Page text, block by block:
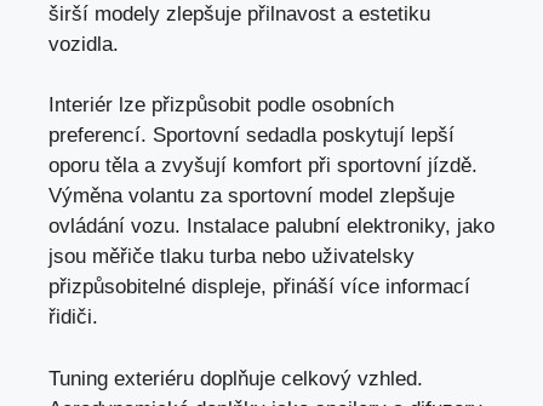
širší modely zlepšuje přilnavost a estetiku
vozidla.
Interiér lze přizpůsobit podle osobních
preferencí. Sportovní sedadla poskytují lepší
oporu těla a zvyšují komfort při sportovní jízdě.
Výměna volantu za sportovní model zlepšuje
ovládání vozu. Instalace palubní elektroniky, jako
jsou měřiče tlaku turba nebo uživatelsky
přizpůsobitelné displeje, přináší více informací
řidiči.
Tuning exteriéru doplňuje celkový vzhled.